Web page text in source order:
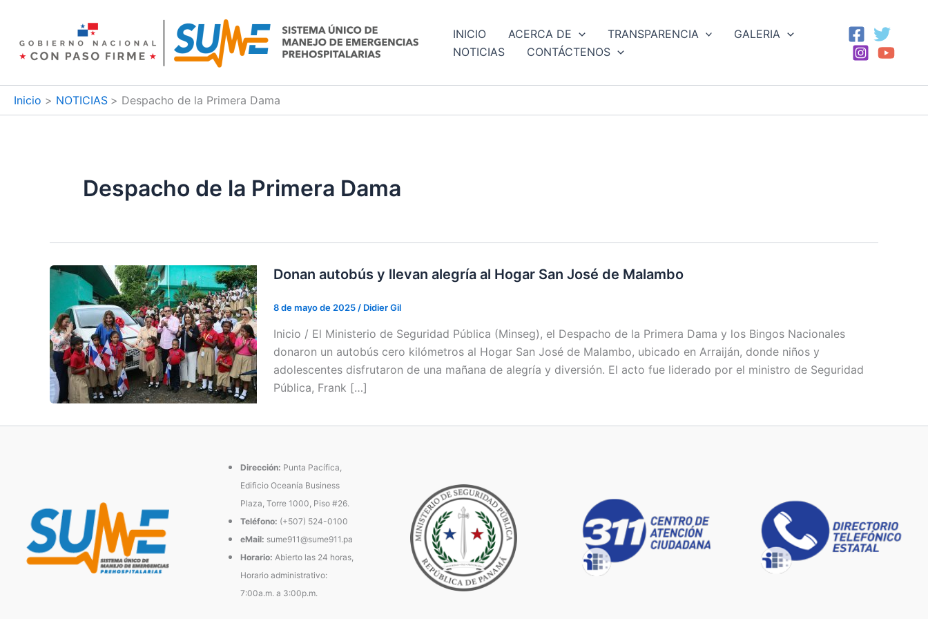
contenido
INICIO ACERCA DE TRANSPARENCIA
GALERIA
NOTICIAS
CONTÁCTENOS
Inicio NOTICIAS Despacho de la Primera Dama
Despacho de la Primera Dama
Donan autobús y llevan alegría al Hogar San José de Malambo
8 de mayo de 2025 / Didier Gil
Inicio / El Ministerio de Seguridad Pública (Minseg), el Despacho de la Primera Dama y los Bingos Nacionales
donaron un autobús cero kilómetros al Hogar San José de Malambo, ubicado en Arraiján, donde niños y
adolescentes disfrutaron de una mañana de alegría y diversión. El acto fue liderado por el ministro de Seguridad
Pública, Frank […]
Dirección: Punta Pacífica,
Edificio Oceanía Business
Plaza, Torre 1000, Piso #26.
Teléfono: (+507) 524-0100
eMail: sume911@sume911.pa
Horario: Abierto las 24 horas,
Horario administrativo:
7:00a.m. a 3:00p.m.